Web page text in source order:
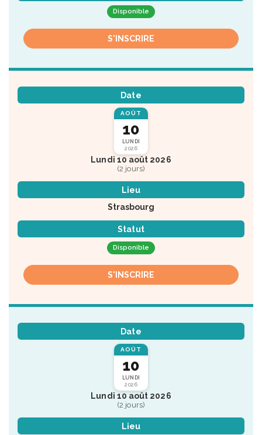
Disponible
S'INSCRIRE
Date
AOÛT
10
LUNDI
2026
Lundi 10 août 2026
(2 jours)
Lieu
Strasbourg
Statut
Disponible
S'INSCRIRE
Date
AOÛT
10
LUNDI
2026
Lundi 10 août 2026
(2 jours)
Lieu